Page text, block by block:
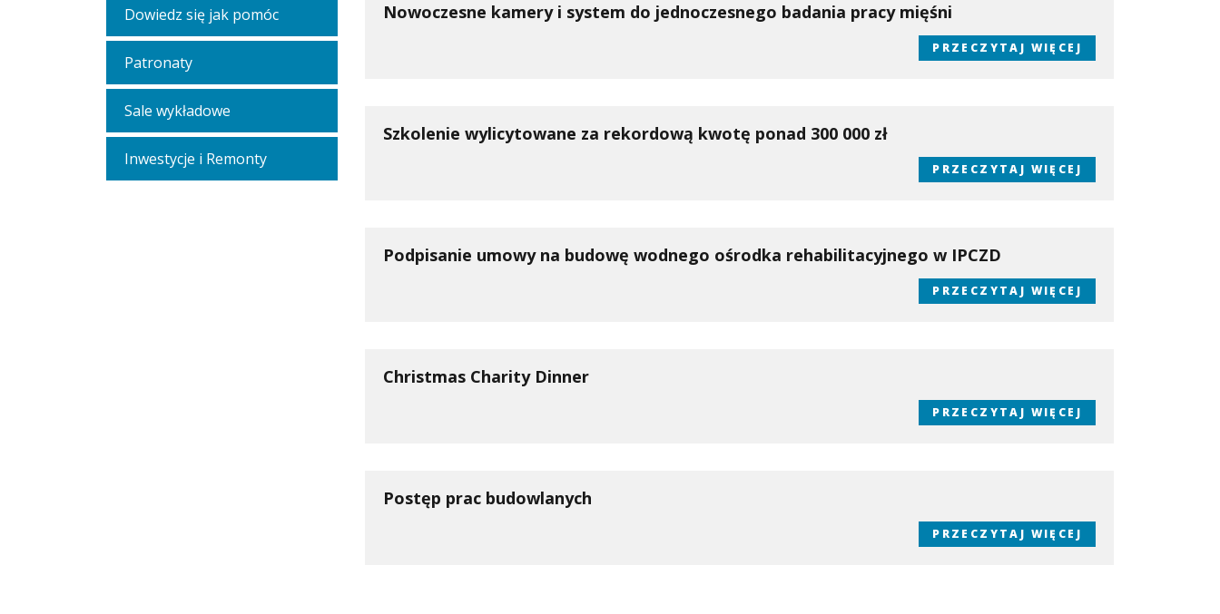
Dowiedz się jak pomóc
Patronaty
Sale wykładowe
Inwestycje i Remonty
Nowoczesne kamery i system do jednoczesnego badania pracy mięśni
PRZECZYTAJ WIĘCEJ
Szkolenie wylicytowane za rekordową kwotę ponad 300 000 zł
PRZECZYTAJ WIĘCEJ
Podpisanie umowy na budowę wodnego ośrodka rehabilitacyjnego w IPCZD
PRZECZYTAJ WIĘCEJ
Christmas Charity Dinner
PRZECZYTAJ WIĘCEJ
Postęp prac budowlanych
PRZECZYTAJ WIĘCEJ